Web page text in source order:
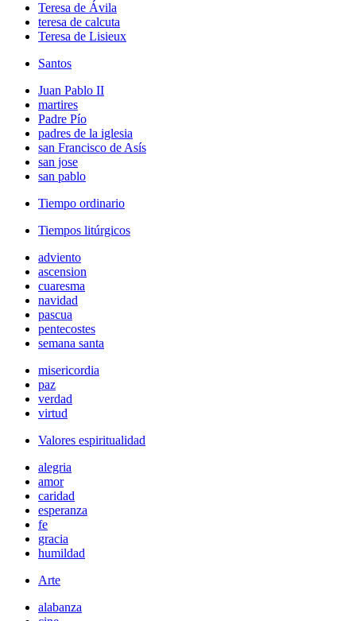
Teresa de Ávila
teresa de calcuta
Teresa de Lisieux
Santos
Juan Pablo II
martires
Padre Pío
padres de la iglesia
san Francisco de Asís
san jose
san pablo
Tiempo ordinario
Tiempos litúrgicos
adviento
ascension
cuaresma
navidad
pascua
pentecostes
semana santa
misericordia
paz
verdad
virtud
Valores espiritualidad
alegria
amor
caridad
esperanza
fe
gracia
humildad
Arte
alabanza